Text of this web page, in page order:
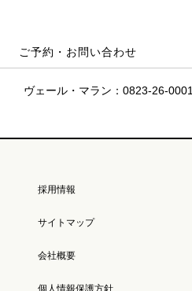
ご予約・お問い合わせ
ヴェール・マラン：0823-26-0001
採用情報
サイトマップ
会社概要
個人情報保護方針